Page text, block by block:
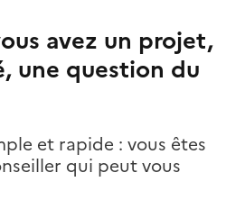
avez un projet,
une question du
et rapide : vous êtes
qui peut vous